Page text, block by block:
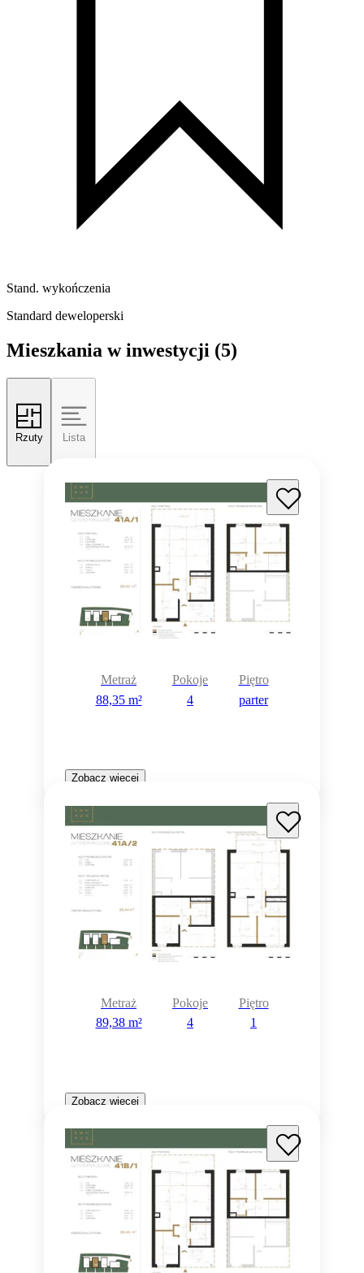
Stand. wykończenia
Standard deweloperski
Mieszkania w inwestycji (5)
Rzuty Lista
Metraż
88,35 m²
Pokoje
4
Piętro
parter
Zobacz więcej
Metraż
89,38 m²
Pokoje
4
Piętro
1
Zobacz więcej